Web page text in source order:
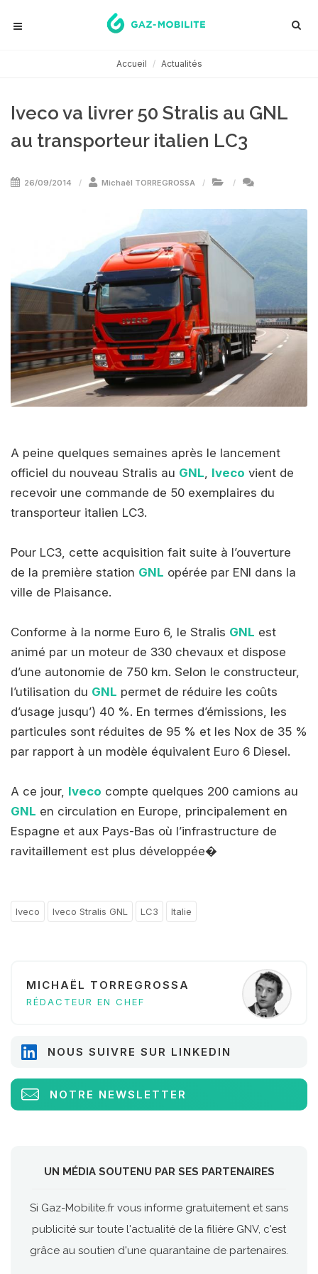
Accueil Actualités
Iveco va livrer 50 Stralis au GNL
au transporteur italien LC3
26/09/2014 Michaël TORREGROSSA
A peine quelques semaines après le lancement
officiel du nouveau Stralis au GNL Iveco vient de
recevoir une commande de 50 exemplaires du
transporteur italien LC3.
Pour LC3, cette acquisition fait suite à l’ouverture
de la première station GNL opérée par ENI dans la
ville de Plaisance.
Conforme à la norme Euro 6, le Stralis GNL est
animé par un moteur de 330 chevaux et dispose
d’une autonomie de 750 km. Selon le constructeur,
l’utilisation du GNL permet de réduire les coûts
d’usage jusqu’) 40 %. En termes d’émissions, les
particules sont réduites de 95 % et les Nox de 35 %
par rapport à un modèle équivalent Euro 6 Diesel.
A ce jour, Iveco compte quelques 200 camions au
GNL en circulation en Europe, principalement en
Espagne et aux Pays-Bas où l’infrastructure de
ravitaillement est plus développée�
Iveco Iveco Stralis GNL LC3 Italie
MICHAËL TORREGROSSA
RÉDACTEUR EN CHEF
NOUS SUIVRE SUR LINKEDIN
NOTRE NEWSLETTER
UN MÉDIA SOUTENU PAR SES PARTENAIRES
Si Gaz-Mobilite.fr vous informe gratuitement et sans
publicité sur toute l'actualité de la filière GNV, c'est
grâce au soutien d'une quarantaine de partenaires.